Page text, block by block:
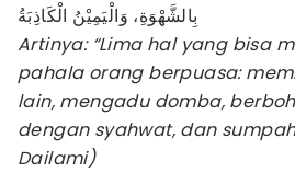
بِالشَّهْوَةِ، وَالْيَمِيْنُ الْكَاذِبَةُ
Artinya: “Lima hal yang bisa
pahala orang berpuasa:
lain, mengadu domba,
dengan syahwat, dan
Dailami)